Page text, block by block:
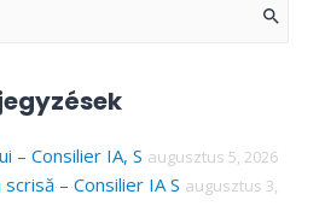
– Consilier IA, S augusztus 5, 2026
– Consilier IA S augusztus 3,